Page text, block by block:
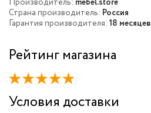
Производитель: mebel.store
Страна производитель: Россия
Гарантия производителя: 18 месяцев
Рейтинг магазина
Условия доставки